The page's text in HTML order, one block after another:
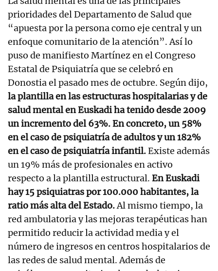
prioridades del Departamento de Salud que
“apuesta por la persona como eje central y un
enfoque comunitario de la atención”. Así lo
puso de manifiesto Martínez en el Congreso
Estatal de Psiquiatría que se celebró en
Donostia el pasado mes de octubre. Según dijo,
la plantilla en las estructuras hospitalarias y de
salud mental en Euskadi ha tenido desde 2009
un incremento del 63%. En concreto, un 58%
en el caso de psiquiatría de adultos y un 182%
en el caso de psiquiatría infantil.Existe además
un 19% más de profesionales en activo
respecto a la plantilla estructural. En Euskadi
hay 15 psiquiatras por 100.000 habitantes, la
ratio más alta del Estado.Al mismo tiempo, la
red ambulatoria y las mejoras terapéuticas han
permitido reducir la actividad media y el
número de ingresos en centros hospitalarios de
las redes de salud mental. Además de